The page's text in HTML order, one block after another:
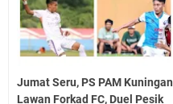
Jumat Seru, PS PAM Kuningan
Lawan Forkad FC, Duel Pesik